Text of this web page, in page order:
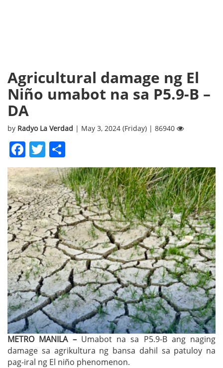
Agricultural damage ng El
Niño umabot na sa P5.9-B –
DA
by Radyo La Verdad | May 3, 2024 (Friday) | 86940
Facebook
Twitter
METRO MANILA –Umabot na sa P5.9-B ang naging
damage sa agrikultura ng bansa dahil sa patuloy na
pag-iral ng El niño phenomenon.